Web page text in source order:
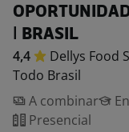
| BRASIL
4,4 Dellys Food
Todo Brasil
A combinar
Presencial